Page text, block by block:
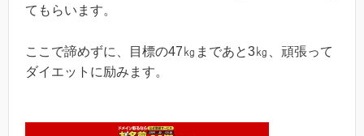
てもらいます。
ここで諦めずに、目標の47㎏まであと3㎏、頑張って
ダイエットに励みます。